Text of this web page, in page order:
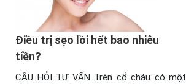
Điều trị sẹo lồi hết bao nhiêu
tiền?
CÂU HỎI TƯ VẤN Trên cổ cháu có một